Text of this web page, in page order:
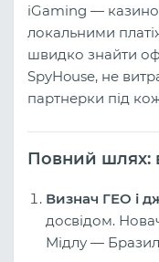
iGaming — казино
локальними
швидко знайти
SpyHouse, не
партнерки під
Повний шлях:
Визнач ГЕО і
досвідом.
Мідлу —